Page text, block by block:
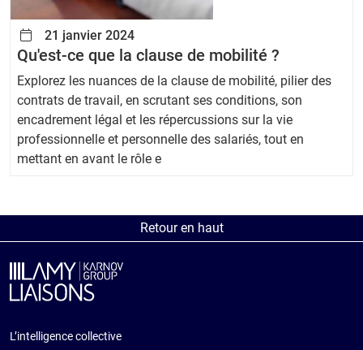
21 janvier 2024
Qu'est-ce que la clause de mobilité ?
Explorez les nuances de la clause de mobilité, pilier des
contrats de travail, en scrutant ses conditions, son
encadrement légal et les répercussions sur la vie
professionnelle et personnelle des salariés, tout en
mettant en avant le rôle e
Retour en haut
L’intelligence collective